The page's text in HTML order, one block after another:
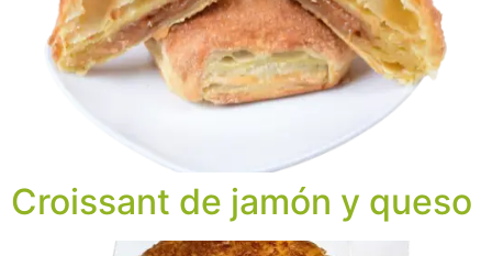
Croissant de jamón y queso